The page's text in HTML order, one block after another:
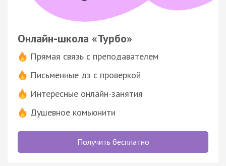
Онлайн-школа «Турбо»
Прямая связь с преподавателем
Письменные дз с проверкой
Интересные онлайн-занятия
Душевное комьюнити
Получить бесплатно